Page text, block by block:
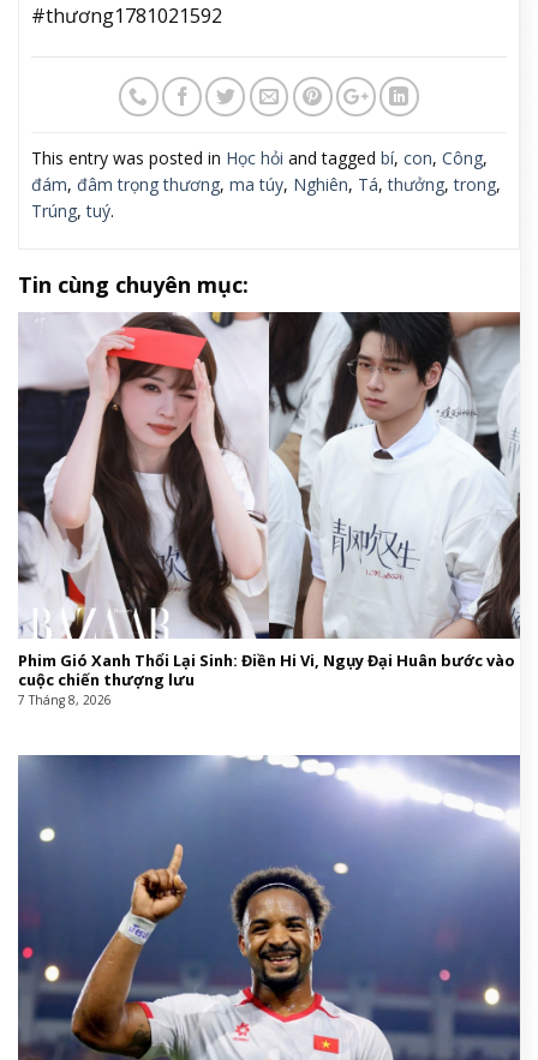
#thương1781021592
This entry was posted in Học hỏi and tagged bí, con, Công,
đám, đâm trọng thương, ma túy, Nghiên, Tá,thưởng,trong,
Trúng,tuý.
Tin cùng chuyên mục:
Phim Gió Xanh Thổi Lại Sinh: Điền Hi Vi, Ngụy Đại Huân bước vào
cuộc chiến thượng lưu
7 Tháng 8, 2026